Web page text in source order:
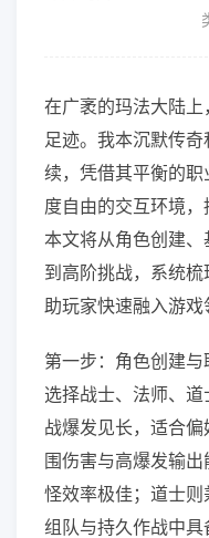
在广袤的玛法大陆
足迹。我本沉默传
续，凭借其平衡的
度自由的交互环境，
本文将从角色创建
到高阶挑战，系统
助玩家快速融入游戏
第一步：角色创建
选择战士、法师、
战爆发见长，适合
围伤害与高爆发输
怪效率极佳；道士
组队与持久作战中